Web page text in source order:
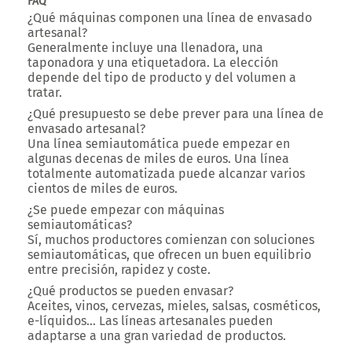
¿Qué máquinas componen una línea de envasado
artesanal?
Generalmente incluye una llenadora, una
taponadora y una etiquetadora. La elección
depende del tipo de producto y del volumen a
tratar.
¿Qué presupuesto se debe prever para una línea de
envasado artesanal?
Una línea semiautomática puede empezar en
algunas decenas de miles de euros. Una línea
totalmente automatizada puede alcanzar varios
cientos de miles de euros.
¿Se puede empezar con máquinas
semiautomáticas?
Sí, muchos productores comienzan con soluciones
semiautomáticas, que ofrecen un buen equilibrio
entre precisión, rapidez y coste.
¿Qué productos se pueden envasar?
Aceites, vinos, cervezas, mieles, salsas, cosméticos,
e-líquidos… Las líneas artesanales pueden
adaptarse a una gran variedad de productos.